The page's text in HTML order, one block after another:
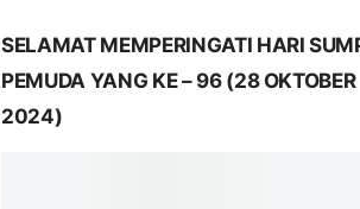
SELAMAT MEMPERINGATI HARI
PEMUDA YANG KE – 96 (28 OKTOBER
2024)